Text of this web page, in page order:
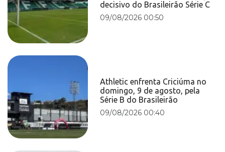
decisivo do Brasileirão Série C
09/08/2026 00:50
Athletic enfrenta Criciúma no
domingo, 9 de agosto, pela
Série B do Brasileirão
09/08/2026 00:40